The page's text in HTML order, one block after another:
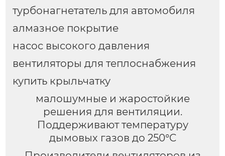
турбонагнетатель для автомобиля
алмазное покрытие
насос высокого давления
вентиляторы для теплоснабжения
купить крыльчатку
малошумные и жаростойкие
решения для вентиляции.
Поддерживают температуру
дымовых газов до 250°C